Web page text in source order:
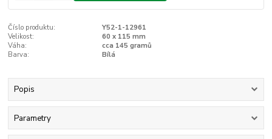
Číslo produktu:
Y52-1-12961
Velikost:
60 x 115 mm
Váha:
cca 145 gramů
Barva:
Bílá
Popis
Parametry